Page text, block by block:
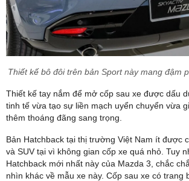
Thiết kế bô đôi trên bản Sport này mang đậm
Thiết kế tay nắm để mở cốp sau xe được dấu
tinh tế vừa tạo sự liền mạch uyển chuyển vừa
thêm thoáng đãng sang trọng.
Bản Hatchback tại thị trường Việt Nam ít được
và SUV tại vì không gian cốp xe quá nhỏ. Tuy
Hatchback mới nhất này của Mazda 3, chắc
nhìn khác về mẫu xe này. Cốp sau xe có trang